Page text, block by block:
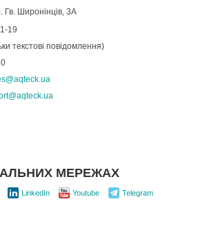
Гв. Широнінців, 3А
19
текстові повідомлення)
МЕРЕЖАХ
LinkedIn Youtube Telegram